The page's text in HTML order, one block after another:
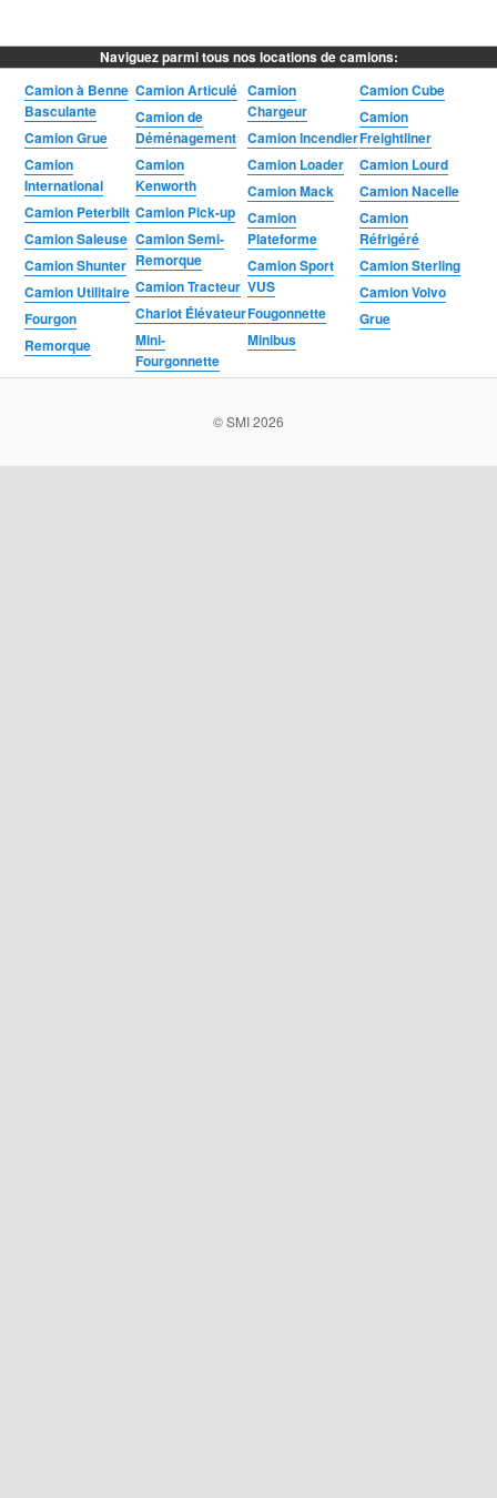
Naviguez parmi tous nos locations de camions:
Camion à Benne
Basculante
Camion Articulé Camion
Chargeur
Camion Cube
Camion de
Déménagement
Camion
Freightliner
Camion Grue
Camion Incendier
Camion
International
Camion
Kenworth
Camion Loader
Camion Lourd
Camion Mack
Camion Nacelle
Camion Peterbilt Camion Pick-up
Camion
Plateforme
Camion
Réfrigéré
Camion Saleuse Camion Semi-
Remorque
Camion Shunter
Camion Sport
VUS
Camion Sterling
Camion Tracteur
Camion Utilitaire
Camion Volvo
Chariot ÉlévateurFougonnette
Fourgon
Grue
Mini-
Fourgonnette
Minibus
Remorque
© SMI 2026